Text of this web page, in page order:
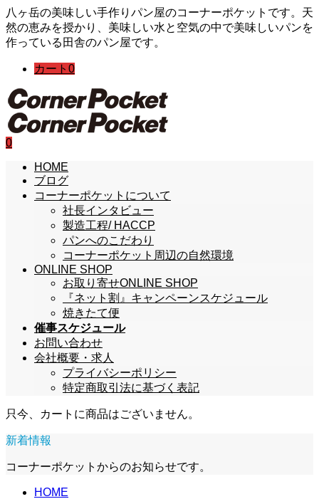
八ヶ岳の美味しい手作りパン屋のコーナーポケットです。天
然の恵みを授かり、美味しい水と空気の中で美味しいパンを
作っている田舎のパン屋です。
カート 0
0
HOME
ブログ
コーナーポケットについて
社長インタビュー
製造工程/ HACCP
パンへのこだわり
コーナーポケット周辺の自然環境
ONLINE SHOP
お取り寄せONLINE SHOP
『ネット割』キャンペーンスケジュール
焼きたて便
催事スケジュール
お問い合わせ
会社概要・求人
プライバシーポリシー
特定商取引法に基づく表記
只今、カートに商品はございません。
新着情報
コーナーポケットからのお知らせです。
HOME